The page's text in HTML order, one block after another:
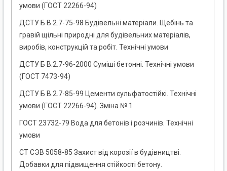
умови (ГОСТ 22266-94)
ДСТУ Б В.2.7-75-98 Будівельні матеріали. Щебінь та
гравій щільні природні для будівельних матеріалів,
виробів, конструкцій та робіт. Технічні умови
ДСТУ Б В.2.7-96-2000 Суміші бетонні. Технічні умови
(ГОСТ 7473-94)
ДСТУ Б В.2.7-85-99 Цементи сульфатостійкі. Технічні
умови (ГОСТ 22266-94). Зміна № 1
ГОСТ 23732-79 Вода для бетонів і розчинів. Технічні
умови
СТ СЭВ 5058-85 Захист від корозії в будівництві.
Добавки для підвищення стійкості бетону.